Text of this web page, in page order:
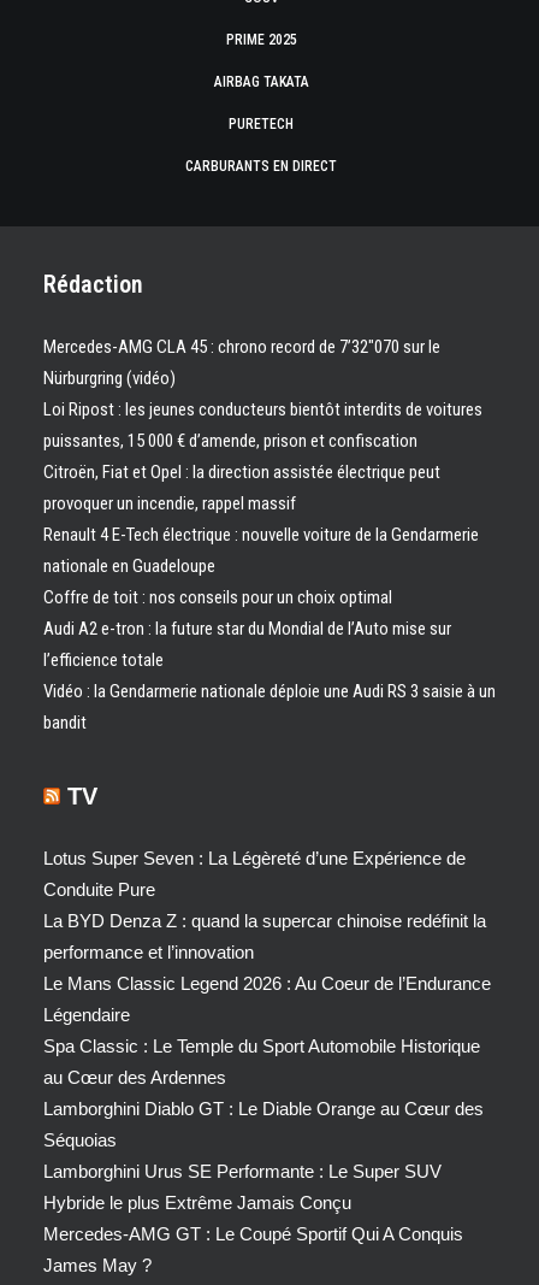
PRIME 2025
AIRBAG TAKATA
PURETECH
CARBURANTS EN DIRECT
Rédaction
Mercedes-AMG CLA 45 : chrono record de 7’32″070 sur le
Nürburgring (vidéo)
Loi Ripost : les jeunes conducteurs bientôt interdits de voitures
puissantes, 15 000 € d’amende, prison et confiscation
Citroën, Fiat et Opel : la direction assistée électrique peut
provoquer un incendie, rappel massif
Renault 4 E-Tech électrique : nouvelle voiture de la Gendarmerie
nationale en Guadeloupe
Coffre de toit : nos conseils pour un choix optimal
Audi A2 e-tron : la future star du Mondial de l’Auto mise sur
l’efficience totale
Vidéo : la Gendarmerie nationale déploie une Audi RS 3 saisie à un
bandit
TV
Lotus Super Seven : La Légèreté d’une Expérience de
Conduite Pure
La BYD Denza Z : quand la supercar chinoise redéfinit la
performance et l’innovation
Le Mans Classic Legend 2026 : Au Coeur de l’Endurance
Légendaire
Spa Classic : Le Temple du Sport Automobile Historique
au Cœur des Ardennes
Lamborghini Diablo GT : Le Diable Orange au Cœur des
Séquoias
Lamborghini Urus SE Performante : Le Super SUV
Hybride le plus Extrême Jamais Conçu
Mercedes-AMG GT : Le Coupé Sportif Qui A Conquis
James May ?